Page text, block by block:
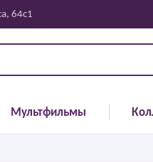
64с1
Мультфильмы